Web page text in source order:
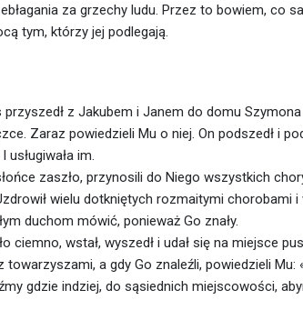
za grzechy ludu. Przez to bowiem, co
tym, którzy jej podlegają.
z Jakubem i Janem do domu
Zaraz powiedzieli Mu o niej. On podszedł i
im.
zaszło, przynosili do Niego wszystkich
wielu dotkniętych rozmaitymi chorobami i
duchom mówić, ponieważ Go znały.
ciemno, wstał, wyszedł i udał się na miejsce
towarzyszami, a gdy Go znaleźli, powiedzieli Mu:
gdzie indziej, do sąsiednich miejscowości,